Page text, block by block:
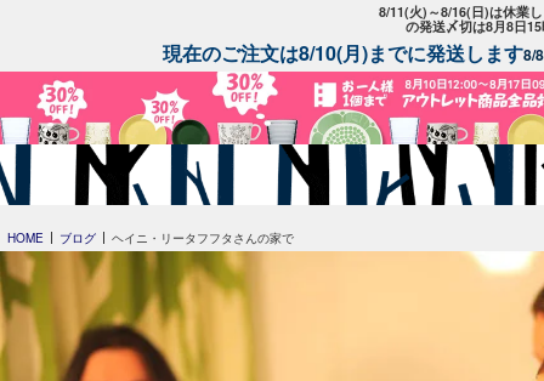
8/11(火)～8/16(日)は休業
の発送〆切は8月8日
現在のご注文は8/10(月)までに発送します8/
HOME ブログ ヘイニ・リータフフタさんの家で